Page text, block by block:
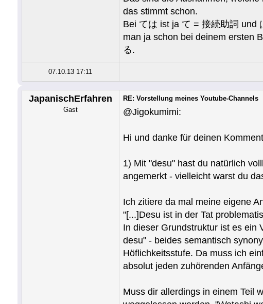
das stimmt schon.
Bei ては ist ja て = 接続助詞
man ja schon bei deinem ersten
る.
07.10.13 17:11
JapanischErfahren
Gast
RE: Vorstellung meines Youtube-Channels
@Jigokumimi:
Hi und danke für deinen
1) Mit "desu" hast du natürlich
angemerkt - vielleicht warst du
Ich zitiere da mal meine eigene
"[...]Desu ist in der Tat
In dieser Grundstruktur ist es ein
desu" - beides semantisch
Höflichkeitsstufe. Da muss ich
absolut jeden zuhörenden
Muss dir allerdings in einem Teil